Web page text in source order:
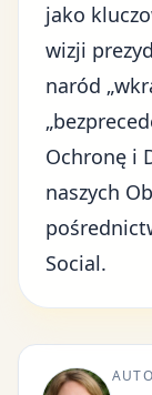
jako
wizji
naród
Ochronę i
naszych
Social.